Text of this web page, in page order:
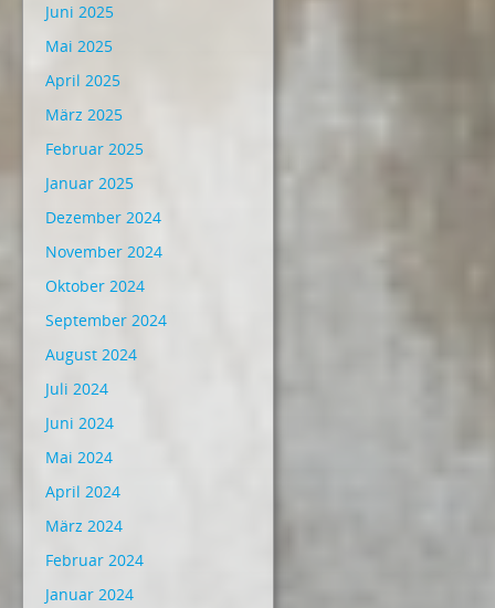
Juni 2025
Mai 2025
April 2025
März 2025
Februar 2025
Januar 2025
Dezember 2024
November 2024
Oktober 2024
September 2024
August 2024
Juli 2024
Juni 2024
Mai 2024
April 2024
März 2024
Februar 2024
Januar 2024